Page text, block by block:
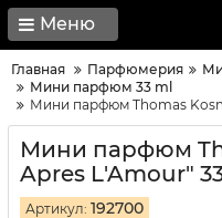
Меню
Главная Парфюмерия
Мини парфюм 33 ml
Мини парфюм Thomas
Мини парфюм
Apres L'Amour"
Артикул: 192700